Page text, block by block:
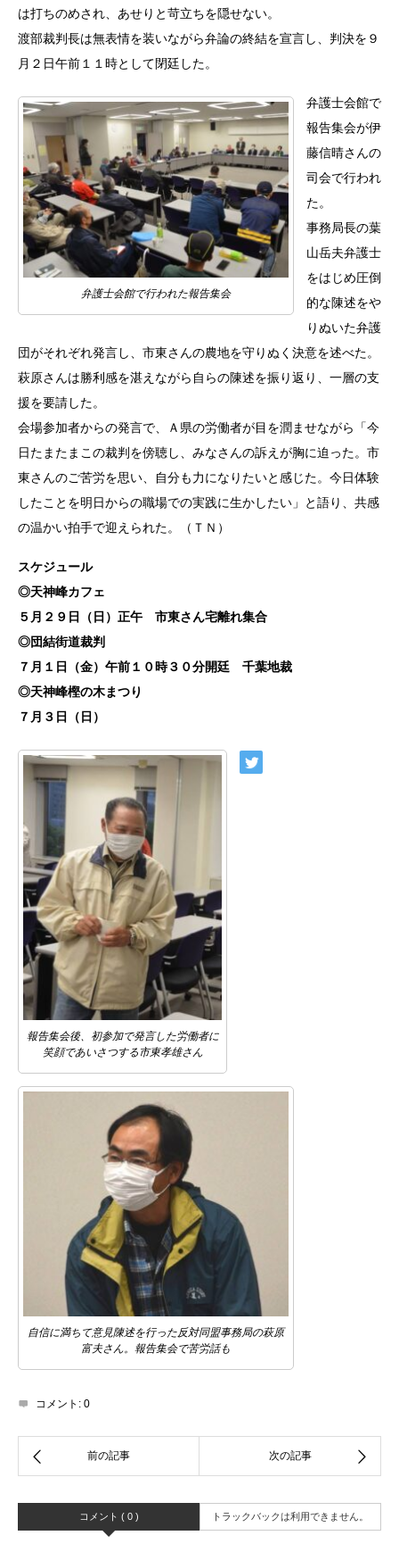
は打ちのめされ、あせりと苛立ちを隠せない。
渡部裁判長は無表情を装いながら弁論の終結を宣言し、判決を９
月２日午前１１時として閉廷した。
弁護士会館で行われた報告集会
弁護士会館で
報告集会が伊
藤信晴さんの
司会で行われ
た。
事務局長の葉
山岳夫弁護士
をはじめ圧倒
的な陳述をや
りぬいた弁護
団がそれぞれ発言し、市東さんの農地を守りぬく決意を述べた。
萩原さんは勝利感を湛えながら自らの陳述を振り返り、一層の支
援を要請した。
会場参加者からの発言で、Ａ県の労働者が目を潤ませながら「今
日たまたまこの裁判を傍聴し、みなさんの訴えが胸に迫った。市
東さんのご苦労を思い、自分も力になりたいと感じた。今日体験
したことを明日からの職場での実践に生かしたい」と語り、共感
の温かい拍手で迎えられた。（ＴＮ）
スケジュール
◎天神峰カフェ
５月２９日（日）正午 市東さん宅離れ集合
◎団結街道裁判
７月１日（金）午前１０時３０分開廷 千葉地裁
◎天神峰樫の木まつり
７月３日（日）
報告集会後、初参加で発言した労働者に
笑顔であいさつする市東孝雄さん
自信に満ちて意見陳述を行った反対同盟事務局の萩原
富夫さん。報告集会で苦労話も
コメント: 0
コメント ( 0 ) トラックバックは利用できません。